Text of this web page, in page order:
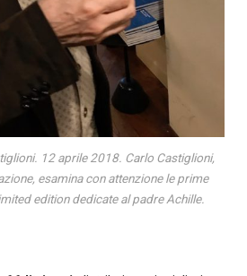
12 aprile 2018. Carlo Castiglioni,
esamina con attenzione le prime
edition dedicate al padre Achille.